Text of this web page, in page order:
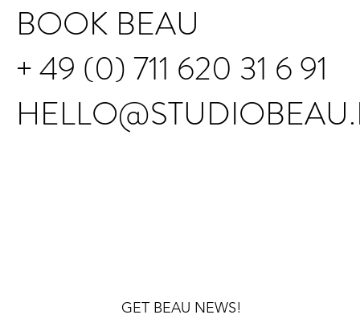
BOOK BEAU
+ 49 (0) 711 620 31 6 91
GET BEAU NEWS!